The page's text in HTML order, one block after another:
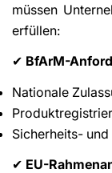
müssen
erfüllen:
✔ BfArM-
Nationale
Sicherheits-
✔ EU-